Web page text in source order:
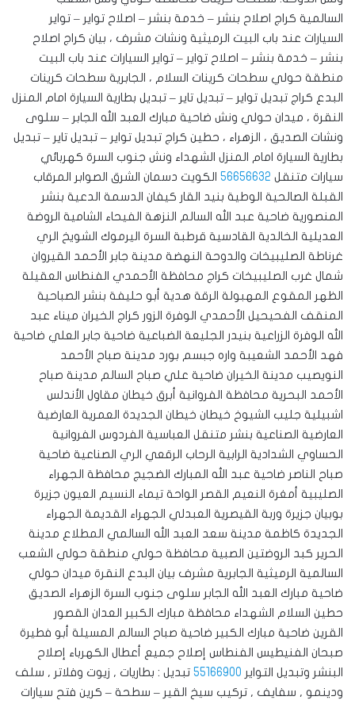
السالمية كراج اصلاح بنشر – خدمة بنشر – اصلاح تواير – تواير
السيارات عند باب البيت الرميثية ونشات مشرف ، بيان كراج اصلاح
بنشر – خدمة بنشر – اصلاح تواير – تواير السيارات عند باب البيت
منطقة حولي سطحات كرينات السلام ، الجابرية سطحات كرينات
البدع كراج تبديل تواير – تبديل تاير – تبديل بطارية السيارة امام المنزل
النقرة ، ميدان حولي ونش ضاحية مبارك العبد الله الجابر – سلوى
ونشات الصديق ، الزهراء ، حطين كراج تبديل تواير – تبديل تاير – تبديل
بطارية السيارة امام المنزل الشهداء ونش جنوب السرة كهربائي
سيارات متنقل 56656632 الكويت دسمان الشرق الصوابر المرقاب
القبلة الصالحية الوطية بنيد القار كيفان الدسمة الدعية بنشر
المنصورية ضاحية عبد الله السالم النزهة الفيحاء الشامية الروضة
العديلية الخالدية القادسية قرطبة السرة اليرموك الشويخ الري
غرناطة الصليبيخات والدوحة النهضة مدينة جابر الأحمد القيروان
شمال غرب الصليبيخات كراج محافظة الأحمدي الفنطاس العقيلة
الظهر المقوع المهبولة الرقة هدية أبو حليفة بنشر الصباحية
المنقف الفحيحيل الأحمدي الوفرة الزور كراج الخيران ميناء عبد
الله الوفرة الزراعية بنيدر الجليعة الضباعية ضاحية جابر العلي ضاحية
فهد الأحمد الشعيبة واره جبسم بورد مدينة صباح الأحمد
النويصيب مدينة الخيران ضاحية علي صباح السالم مدينة صباح
الأحمد البحرية محافظة الفروانية أبرق خيطان مقاول الأندلس
اشبيلية جليب الشيوخ خيطان خيطان الجديدة العمرية العارضية
العارضية الصناعية بنشر متنقل العباسية الفردوس الفروانية
الحساوي الشدادية الرابية الرحاب الرقعي الري الصناعية ضاحية
صباح الناصر ضاحية عبد الله المبارك الضجيج محافظة الجهراء
الصليبية أمغرة النعيم القصر الواحة تيماء النسيم العيون جزيرة
بوبيان جزيرة وربة القيصرية العبدلي الجهراء القديمة الجهراء
الجديدة كاظمة مدينة سعد العبد الله السالمي المطلاع مدينة
الحرير كبد الروضتين الصبية محافظة حولي منطقة حولي الشعب
السالمية الرميثية الجابرية مشرف بيان البدع النقرة ميدان حولي
ضاحية مبارك العبد الله الجابر سلوى جنوب السرة الزهراء الصديق
حطين السلام الشهداء محافظة مبارك الكبير العدان القصور
القرين ضاحية مبارك الكبير ضاحية صباح السالم المسيلة أبو فطيرة
صبحان الفنيطيس الفنطاس إصلاح جميع أعطال الكهرباء إصلاح
البنشر وتبديل التواير 55166900 تبديل : بطاريات , زيوت وفلاتر , سلف
ودينمو , سفايف , تركيب سيخ القير – سطحة – كرين فتح سيارات